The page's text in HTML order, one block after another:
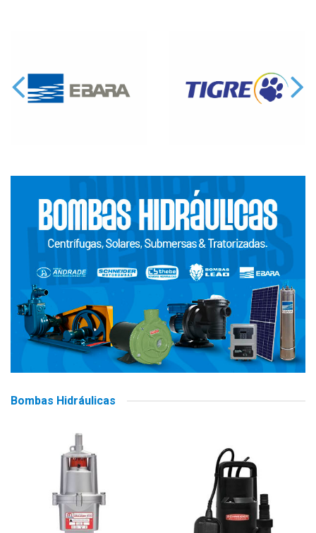
Bombas Hidráulicas